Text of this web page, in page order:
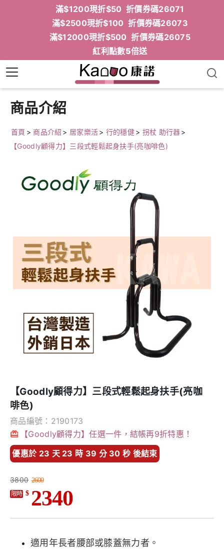
滿$1200現折$50 折價券碼26071
滿$2500現折$100 折價券碼26073
滿$12000現折$500 折價券碼26075
紅利點數5倍送
商品介紹
首頁 >商品介紹 > 居家樂活> 行的穩健> 拐杖 助行器>
【Goodly顧得力】三段式輕鬆起身扶手(亮咖啡色)
【Goodly顧得力】三段式輕鬆起身扶手(亮咖
啡色)
商品編號：2190173
【Goodly顧得力】任選一件，結帳再9折特惠！
優惠於 23 天 23 時 39 分 28 秒 後結束
3800 2600
限時 $ 2340
適用年長者腰部或膝蓋無力者。